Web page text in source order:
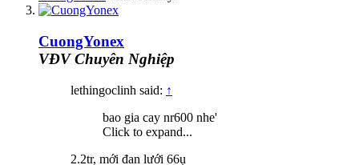
CuongYonex
VĐV Chuyên Nghiệp
lethingoclinh said: ↑
bao gia cay nr600 nhe'
Click to expand...
2.2tr, mới đan lưới 66ụ